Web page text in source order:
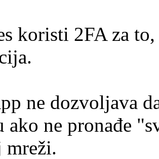
koristi 2FA za
ne dozvoljava
ako ne pronađe